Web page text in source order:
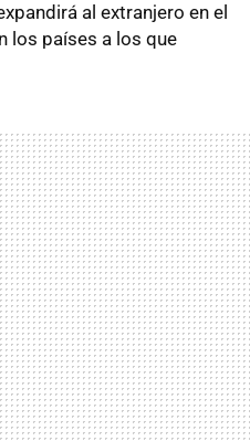
al extranjero en el
los países a los que